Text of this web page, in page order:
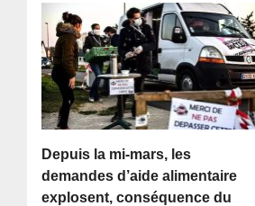
Depuis la mi-mars, les
demandes d’aide alimentaire
explosent, conséquence du